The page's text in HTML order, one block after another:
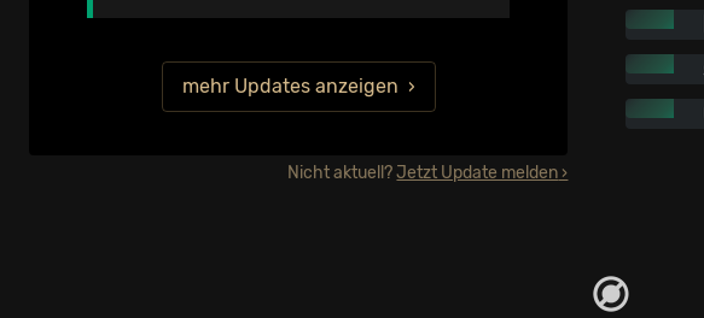
mehr Updates anzeigen
Nicht aktuell?Jetzt Update melden